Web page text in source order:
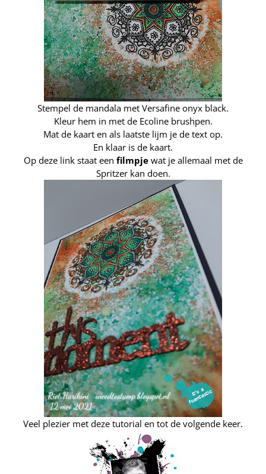
Stempel de mandala met Versafine onyx black.
Kleur hem in met de Ecoline brushpen.
Mat de kaart en als laatste lijm je de text op.
En klaar is de kaart.
Op deze link staat een filmpje wat je allemaal met de
Spritzer kan doen.
Veel plezier met deze tutorial en tot de volgende keer.